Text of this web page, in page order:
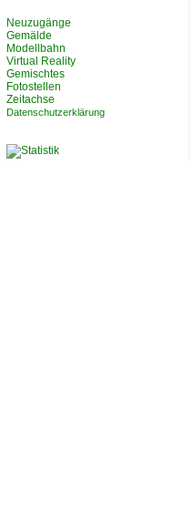
Neuzugänge
Gemälde
Modellbahn
Virtual Reality
Gemischtes
Fotostellen
Zeitachse
Datenschutzerklärung